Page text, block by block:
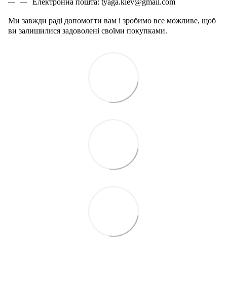
Електронна пошта: tyaga.kiev@gmail.com
Ми завжди раді допомогти вам і зробимо все можливе, щоб
ви залишилися задоволені своїми покупками.